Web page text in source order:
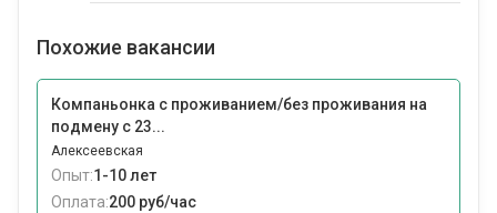
Похожие вакансии
Компаньонка с проживанием/без проживания на
подмену с 23...
Алексеевская
Опыт:1-10 лет
Оплата:200 руб/час